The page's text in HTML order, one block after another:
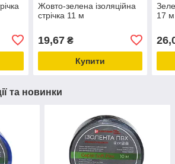
Жовто-зелена ізоляційна
стрічка 11 м
19,67₴
Купити
17 м
та новинки